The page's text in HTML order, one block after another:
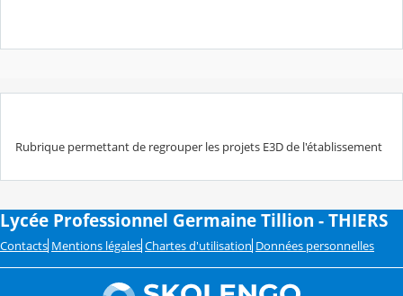
Rubrique permettant de regrouper les projets E3D de l'établissement
Lycée Professionnel Germaine Tillion - THIERS
Contacts Mentions légales Chartes d'utilisation Données personnelles